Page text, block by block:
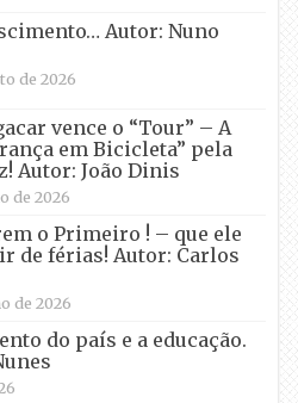
Autor: Nuno
de 2026
vence o “Tour” – A
em Bicicleta” pela
Autor: João Dinis
de 2026
o Primeiro ! – que ele
de férias! Autor: Carlos
de 2026
do país e a educação.